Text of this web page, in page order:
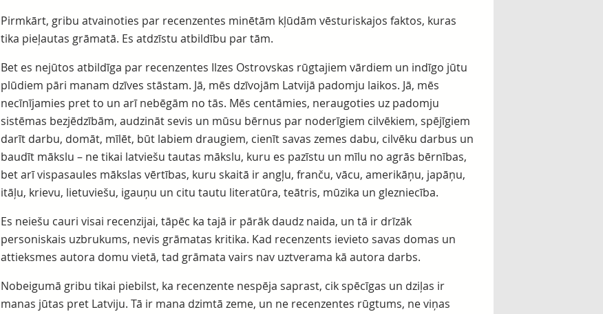
Pirmkārt, gribu atvainoties par recenzentes minētām kļūdām vēsturiskajos faktos, kuras
tika pieļautas grāmatā. Es atdzīstu atbildību par tām.
Bet es nejūtos atbildīga par recenzentes Ilzes Ostrovskas rūgtajiem vārdiem un indīgo jūtu
plūdiem pāri manam dzīves stāstam. Jā, mēs dzīvojām Latvijā padomju laikos. Jā, mēs
necīnījamies pret to un arī nebēgām no tās. Mēs centāmies, neraugoties uz padomju
sistēmas bezjēdzībām, audzināt sevis un mūsu bērnus par noderīgiem cilvēkiem, spējīgiem
darīt darbu, domāt, mīlēt, būt labiem draugiem, cienīt savas zemes dabu, cilvēku darbus un
baudīt mākslu – ne tikai latviešu tautas mākslu, kuru es pazīstu un mīlu no agrās bērnības,
bet arī vispasaules mākslas vērtības, kuru skaitā ir angļu, franču, vācu, amerikāņu, japāņu,
itāļu, krievu, lietuviešu, igauņu un citu tautu literatūra, teātris, mūzika un glezniecība.
Es neiešu cauri visai recenzijai, tāpēc ka tajā ir pārāk daudz naida, un tā ir drīzāk
personiskais uzbrukums, nevis grāmatas kritika. Kad recenzents ievieto savas domas un
attieksmes autora domu vietā, tad grāmata vairs nav uztverama kā autora darbs.
Nobeigumā gribu tikai piebilst, ka recenzente nespēja saprast, cik spēcīgas un dziļas ir
manas jūtas pret Latviju. Tā ir mana dzimtā zeme, un ne recenzentes rūgtums, ne viņas